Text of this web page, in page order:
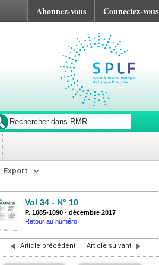
Abonnez-vous Connectez-vous
Export
Vol 34 - N° 10
P. 1085-1090 - décembre 2017
Retour au numéro
Article précédent | Article suivant